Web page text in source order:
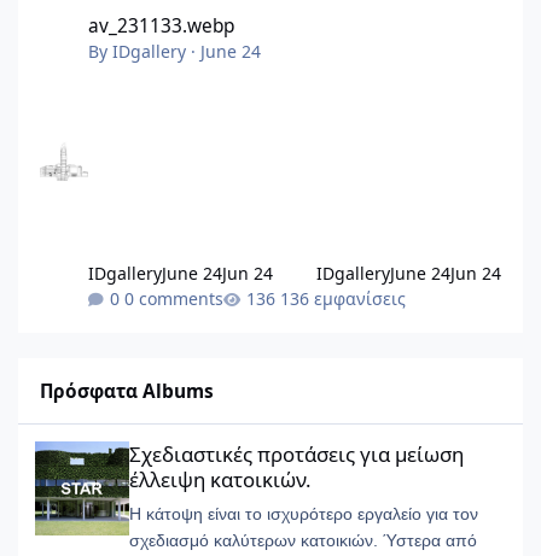
av_231133.webp
ByIDgallery · June 24
IDgalleryJune 24Jun 24 IDgalleryJune 24Jun 24
0 comments
136 εμφανίσεις
Πρόσφατα Albums
Σχεδιαστικές προτάσεις για μείωση έλλειψη κατοικιών.
Σχεδιαστικές προτάσεις για μείωση
έλλειψη κατοικιών.
Η κάτοψη είναι το ισχυρότερο εργαλείο για τον
σχεδιασμό καλύτερων κατοικιών. Ύστερα από